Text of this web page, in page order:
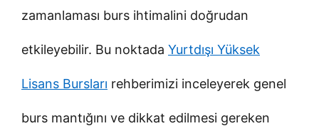
zamanlaması burs ihtimalini doğrudan
etkileyebilir. Bu noktada Yurtdışı Yüksek
Lisans Bursları rehberimizi inceleyerek genel
burs mantığını ve dikkat edilmesi gereken